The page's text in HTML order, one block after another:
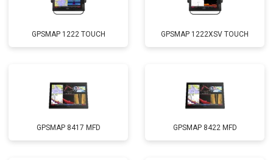
GPSMAP 1222 TOUCH GPSMAP 1222XSV TOUCH
GPSMAP 8417 MFD GPSMAP 8422 MFD